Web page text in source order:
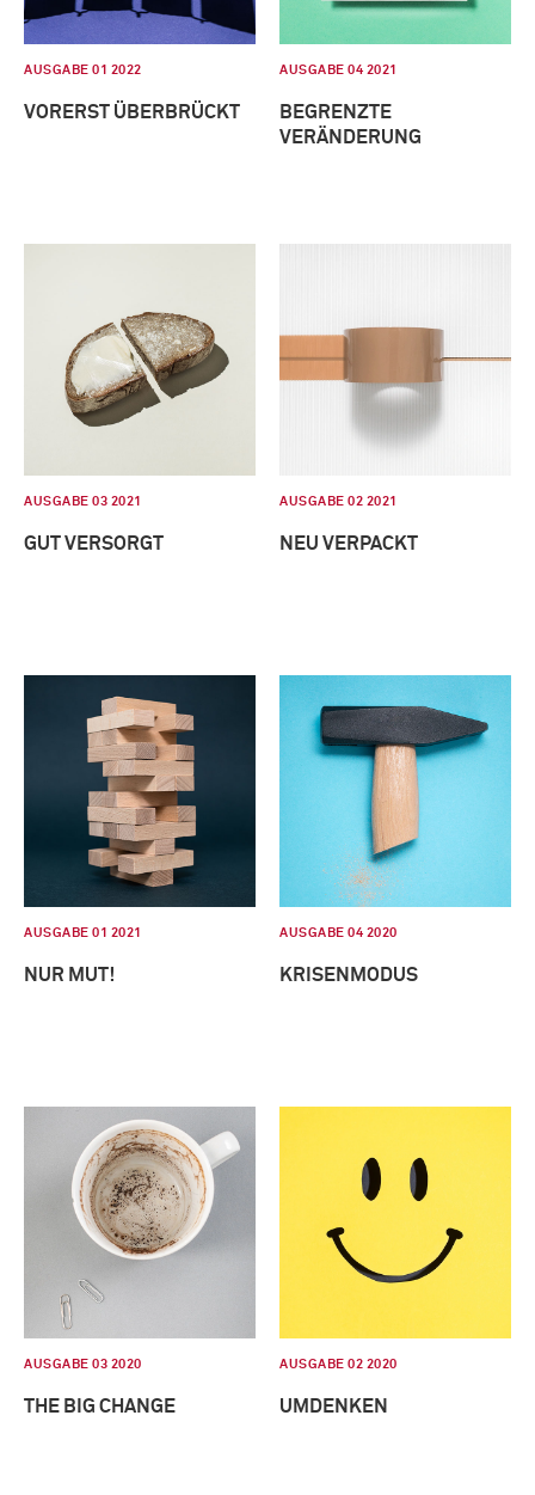
AUSGABE 01 2022
VORERST ÜBERBRÜCKT
AUSGABE 04 2021
BEGRENZTE
VERÄNDERUNG
AUSGABE 03 2021
GUT VERSORGT
AUSGABE 02 2021
NEU VERPACKT
AUSGABE 01 2021
NUR MUT!
AUSGABE 04 2020
KRISENMODUS
AUSGABE 03 2020
THE BIG CHANGE
AUSGABE 02 2020
UMDENKEN